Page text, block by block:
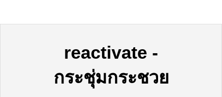
reactivate -
กระชุ่มกระชวย